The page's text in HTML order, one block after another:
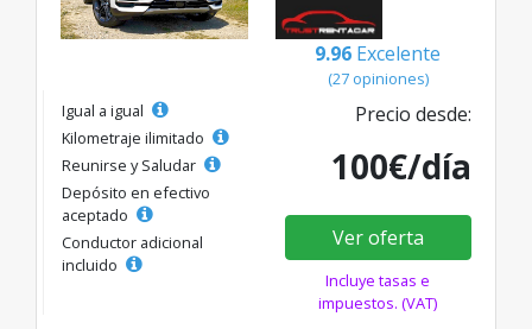
9.96 Excelente
(27 opiniones)
Igual a igual
Kilometraje ilimitado
Reunirse y Saludar
Depósito en efectivo
aceptado
Conductor adicional
incluido
Precio desde:
100€/día
Ver oferta
Incluye tasas e
impuestos. (VAT)